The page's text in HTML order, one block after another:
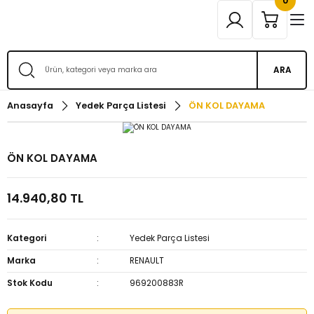
ARA
Anasayfa Yedek Parça Listesi ÖN KOL DAYAMA
ÖN KOL DAYAMA
14.940,80 TL
Kategori
Yedek Parça Listesi
Marka
RENAULT
Stok Kodu
969200883R